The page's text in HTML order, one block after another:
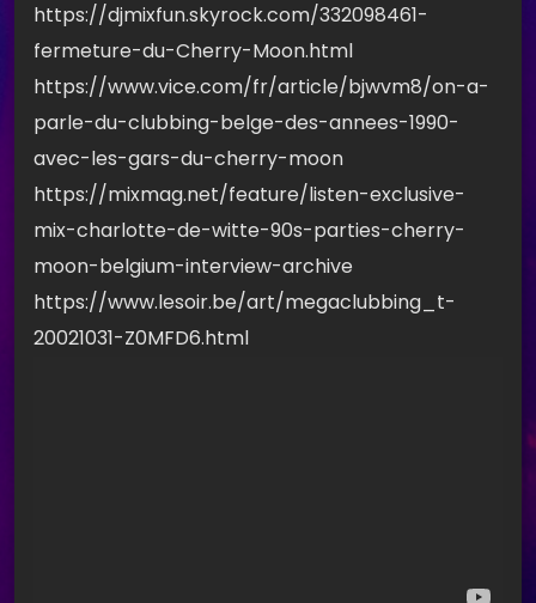
https://djmixfun.skyrock.com/332098461-
fermeture-du-Cherry-Moon.html
https://www.vice.com/fr/article/bjwvm8/on-a-
parle-du-clubbing-belge-des-annees-1990-
avec-les-gars-du-cherry-moon
https://mixmag.net/feature/listen-exclusive-
mix-charlotte-de-witte-90s-parties-cherry-
moon-belgium-interview-archive
https://www.lesoir.be/art/megaclubbing_t-
20021031-Z0MFD6.html